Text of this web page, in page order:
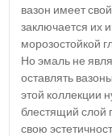
вазон имеет
заключается их
морозостойкой
Но эмаль не
оставлять
этой коллекции
блестящий слой
свою